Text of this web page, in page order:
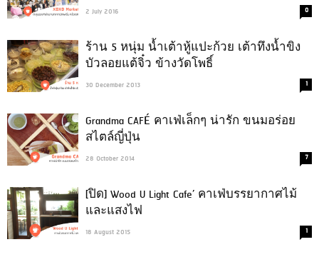
2 July 2016 0
ร้าน 5 หนุ่ม น้ำเต้าหู้แปะก้วย เต้าทึงน้ำขิง
บัวลอยแต้จิ๋ว ข้างวัดโพธิ์
30 December 2013 1
Grandma CAFÉ คาเฟ่เล็กๆ น่ารัก ขนมอร่อย
สไตล์ญี่ปุ่น
28 October 2014 7
[ปิด] Wood U Light Cafe’ คาเฟ่บรรยากาศไม้
และแสงไฟ
18 August 2015 1